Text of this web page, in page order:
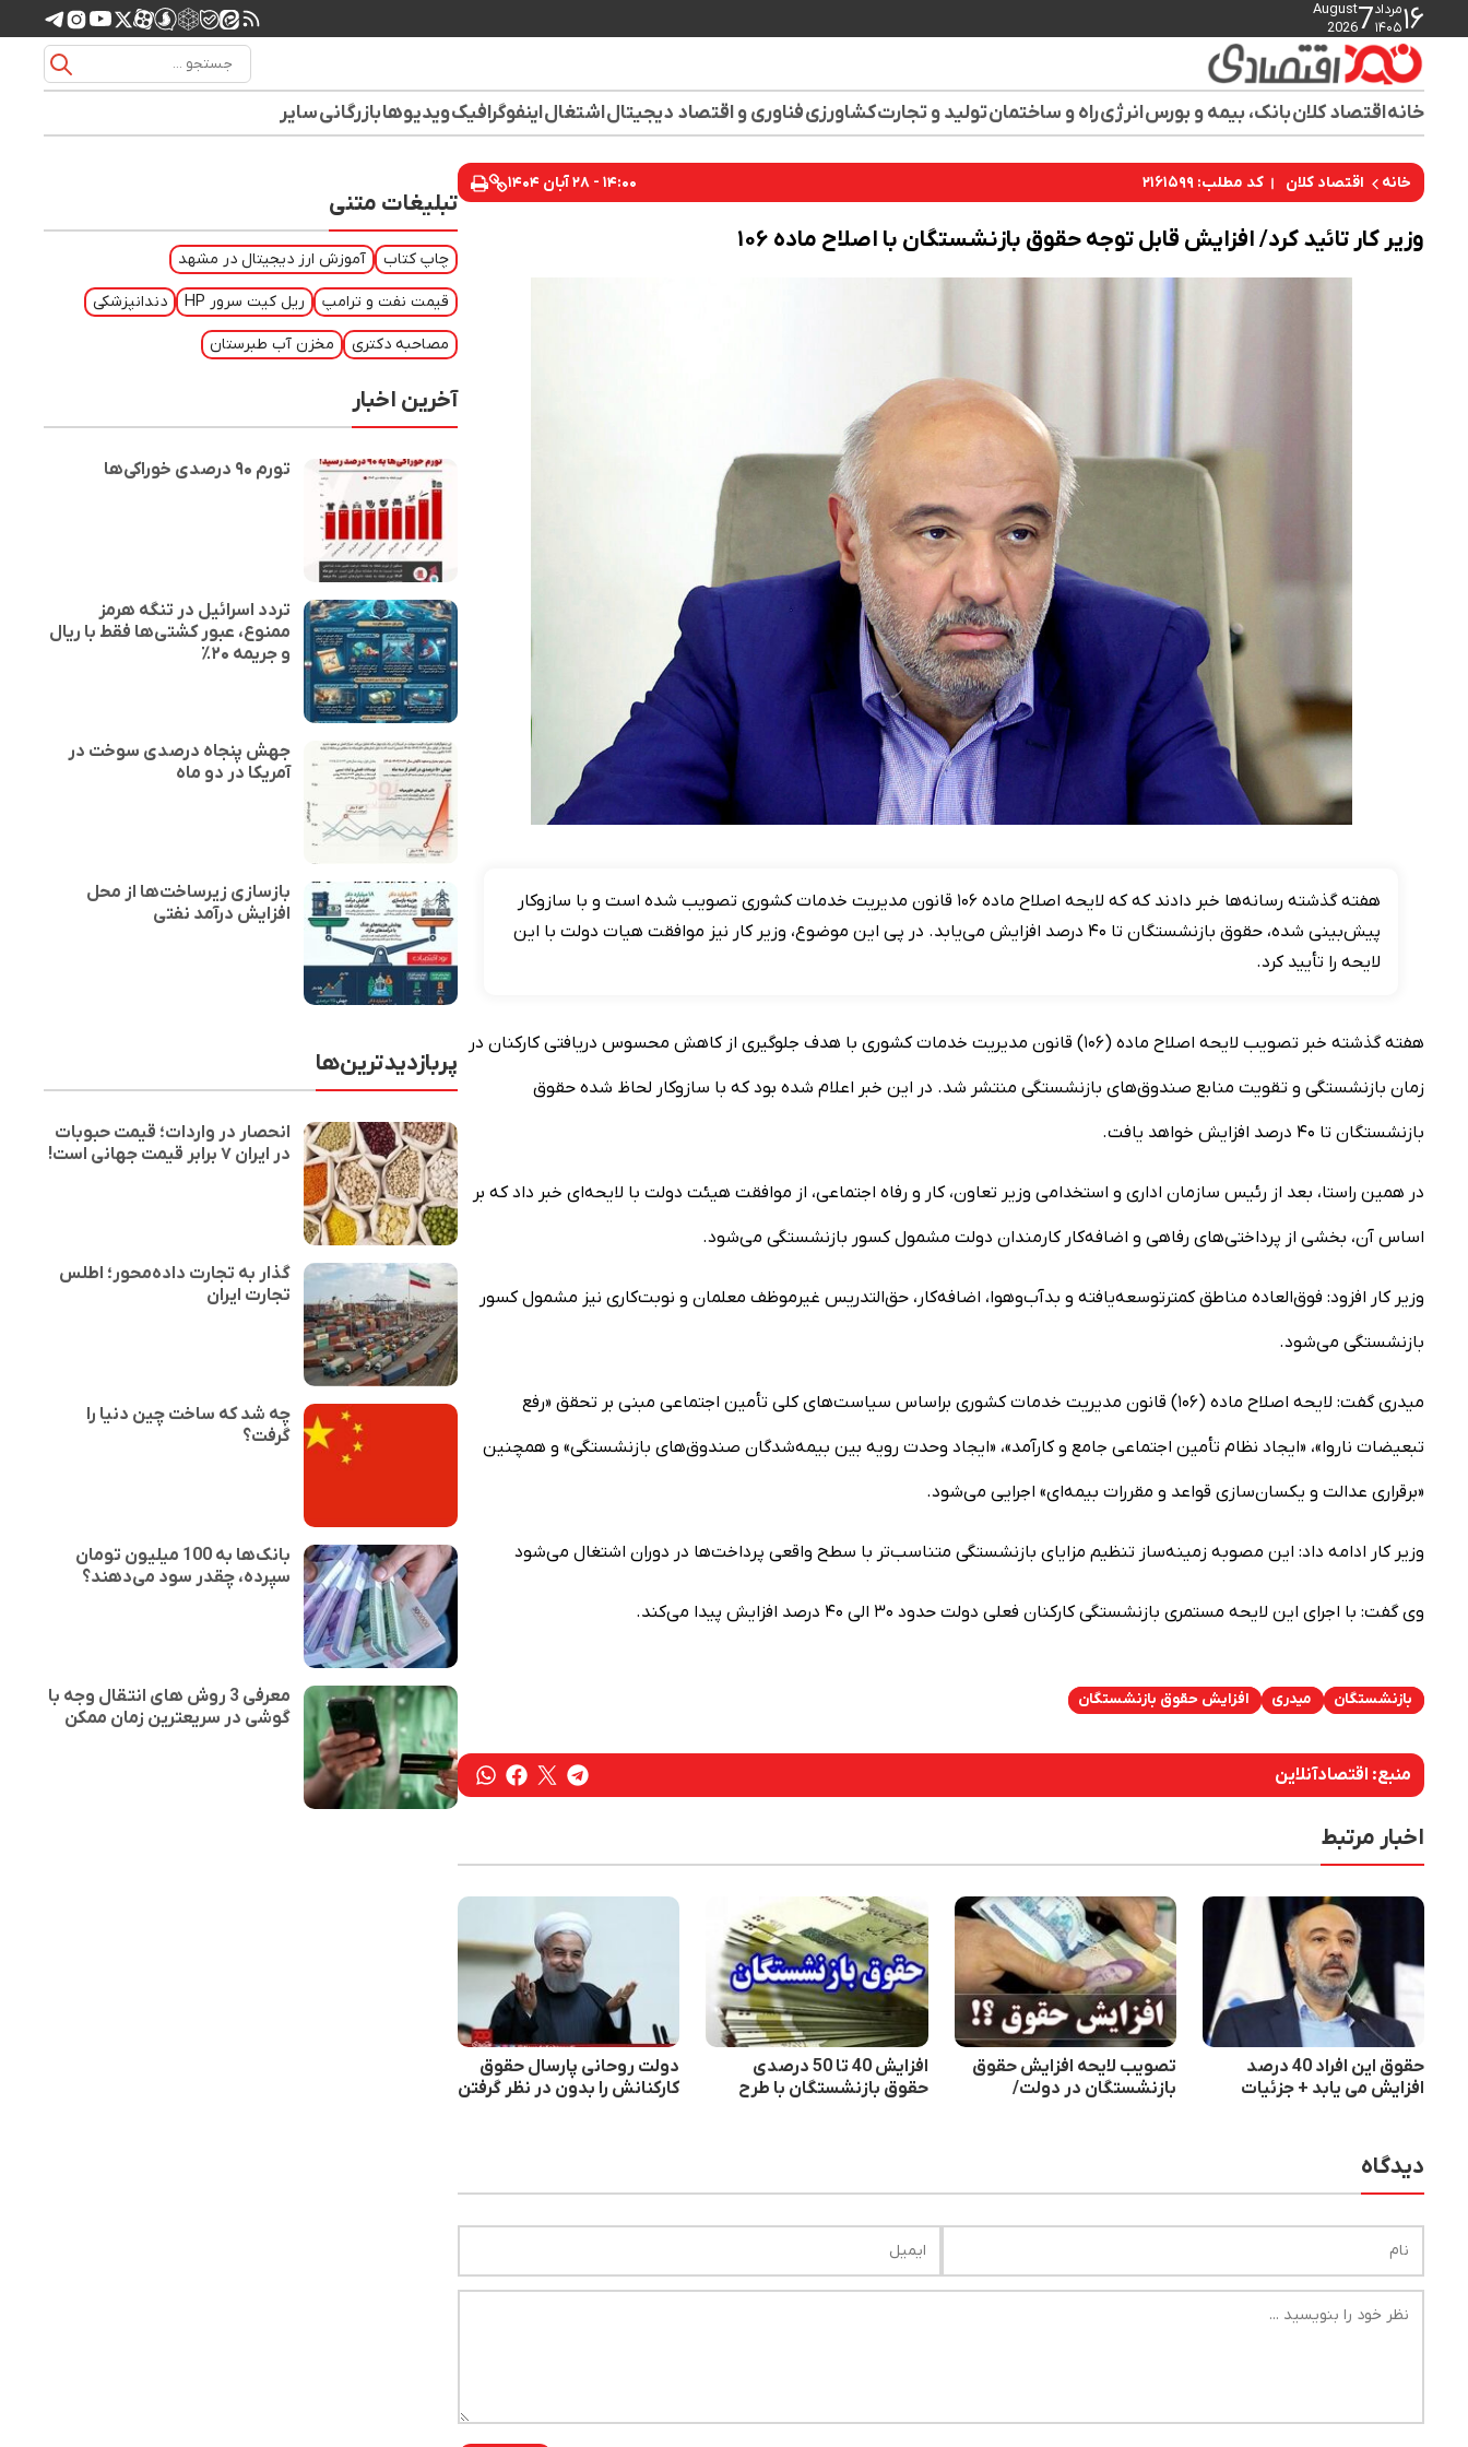
۱۶مرداد
۱۴۰۵7
August
2026
خانهاقتصاد کلانبانک، بیمه و بورسانرژیراه و ساختمانتولید و تجارتکشاورزیفناوری و اقتصاد دیجیتالاشتغالاینفوگرافیکویدیوهابازرگانیسایر
خانه اقتصاد کلان کد مطلب: ۲۱۶۱۵۹۹ ۱۴:۰۰ - ۲۸ آبان ۱۴۰۴
وزیر کار تائید کرد/ افزایش قابل توجه حقوق بازنشستگان با اصلاح ماده ۱۰۶
هفته گذشته رسانه‌ها خبر دادند که که لایحه اصلاح ماده ۱۰۶ قانون مدیریت خدمات کشوری تصویب شده است و با سازوکار
پیش‌بینی شده، حقوق بازنشستگان تا ۴۰ درصد افزایش می‌یابد. در پی این موضوع، وزیر کار نیز موافقت هیات دولت با این
لایحه را تأیید کرد.
هفته گذشته خبر تصویب لایحه اصلاح ماده (۱۰۶) قانون مدیریت خدمات کشوری با هدف جلوگیری از کاهش محسوس دریافتی کارکنان در
زمان بازنشستگی و تقویت منابع صندوق‌های بازنشستگی منتشر شد. در این خبر اعلام شده بود که با سازوکار لحاظ شده حقوق
بازنشستگان تا ۴۰ درصد افزایش خواهد یافت.
در همین راستا، بعد از رئیس سازمان اداری و استخدامی وزیر تعاون، کار و رفاه اجتماعی، از موافقت هیئت دولت با لایحه‌ای خبر داد که بر
اساس آن، بخشی از پرداختی‌های رفاهی و اضافه‌کار کارمندان دولت مشمول کسور بازنشستگی می‌شود.
وزیر کار افزود: فوق‌العاده مناطق کمترتوسعه‌یافته و بدآب‌وهوا، اضافه‌کار، حق‌التدریس غیرموظف معلمان و نوبت‌کاری نیز مشمول کسور
بازنشستگی می‌شود.
میدری گفت: لایحه اصلاح ماده (۱۰۶) قانون مدیریت خدمات کشوری براساس سیاست‌های کلی تأمین اجتماعی مبنی بر تحقق «رفع
تبعیضات ناروا»، «ایجاد نظام تأمین اجتماعی جامع و کارآمد»، «ایجاد وحدت رویه بین بیمه‌شدگان صندوق‌های بازنشستگی» و همچنین
«برقراری عدالت و یکسان‌سازی قواعد و مقررات بیمه‌ای» اجرایی می‌شود.
وزیر کار ادامه داد: این مصوبه زمینه‌ساز تنظیم مزایای بازنشستگی متناسب‌تر با سطح واقعی پرداخت‌ها در دوران اشتغال می‌شود
وی گفت: با اجرای این لایحه مستمری بازنشستگی کارکنان فعلی دولت حدود ۳۰ الی ۴۰ درصد افزایش پیدا می‌کند.
بازنشستگان میدری افزایش حقوق بازنشستگان
منبع: اقتصادآنلاین
اخبار مرتبط
حقوق این افراد 40 درصد
افزایش می یابد + جزئیات
تصویب لایحه افزایش حقوق
بازنشستگان در دولت/
افزایش 40 تا 50 درصدی
حقوق بازنشستگان با طرح
دولت روحانی پارسال حقوق
کارکنانش را بدون در نظر گرفتن
دیدگاه
تبلیغات متنی
چاپ کتاب آموزش ارز دیجیتال در مشهد
قیمت نفت و ترامپ ریل کیت سرور HP دندانپزشکی
مصاحبه دکتری مخزن آب طبرستان
آخرین اخبار
تورم ۹۰ درصدی خوراکی‌ها
تردد اسرائیل در تنگه هرمز
ممنوع، عبور کشتی‌ها فقط با ریال
و جریمه ۲۰٪
جهش پنجاه درصدی سوخت در
آمریکا در دو ماه
بازسازی زیرساخت‌ها از محل
افزایش درآمد نفتی
پربازدیدترین‌ها
انحصار در واردات؛ قیمت حبوبات
در ایران ۷ برابر قیمت جهانی است!
گذار به تجارت داده‌محور؛ اطلس
تجارت ایران
چه شد که ساخت چین دنیا را
گرفت؟
بانک‌ها به 100 میلیون تومان
سپرده، چقدر سود می‌دهند؟
معرفی 3 روش های انتقال وجه با
گوشی در سریعترین زمان ممکن